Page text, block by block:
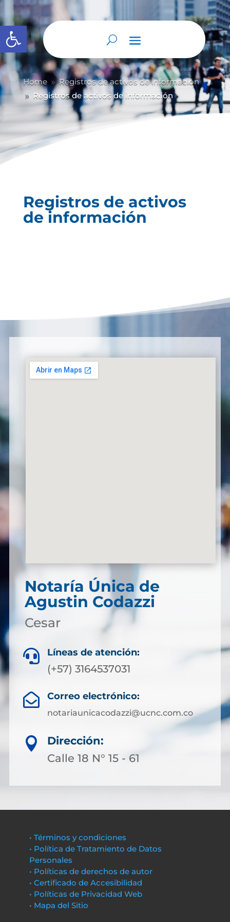
Abrir barra de herramientas
Home 9 Registros de activos de información
9 Registros de activos de información
Registros de activos
de información
Notaría Única de
Agustin Codazzi
Cesar
 Líneas de atención:
(+57) 3164537031
 Correo electrónico:
notariaunicacodazzi@ucnc.com.co

Dirección:
Calle 18 N° 15 - 61
• Términos y condiciones
• Política de Tratamiento de Datos
Personales
• Políticas de derechos de autor
• Certificado de Accesibilidad
• Políticas de Privacidad Web
• Mapa del Sitio